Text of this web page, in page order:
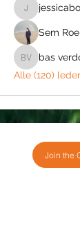
Sem
bas verdoold
bas
Alle (120)
Join the